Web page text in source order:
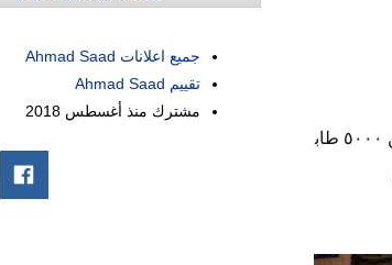
يوجد لدي طوابع بريديه قديمه من 1905 الي 1976 جميع بلدان العالم الكميه اكثر من ٥٠٠٠ طاب
جميع اعلانات Ahmad Saad
تقييم Ahmad Saad
مشترك منذ أغسطس 2018